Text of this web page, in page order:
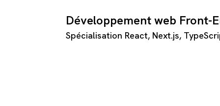
Développement web Front-
Spécialisation React, Next.js,